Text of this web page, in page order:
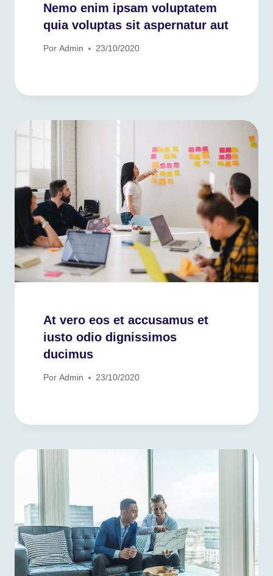
Nemo enim ipsam voluptatem
quia voluptas sit aspernatur aut
Por Admin 23/10/2020
At vero eos et accusamus et
iusto odio dignissimos
ducimus
Por Admin 23/10/2020